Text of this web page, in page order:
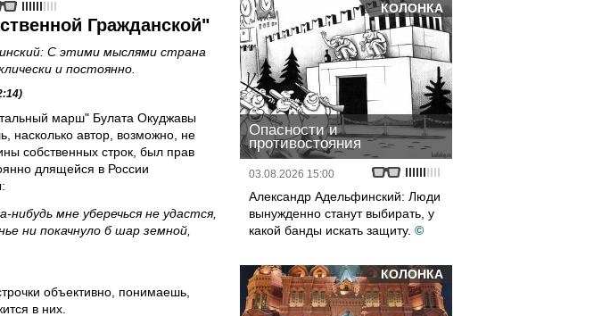
Гражданской"
С этими мыслями страна
и постоянно.
марш" Булата Окуджавы
насколько автор, возможно, не
собственных строк, был прав
длящейся в России
нибудь мне уберечься не удастся,
ни покачнуло б шар земной,
объективно, понимаешь,
в них.
КОЛОНКА
Опасности и
противостояния
03.08.2026 15:00
Александр Адельфинский: Люди
вынужденно станут выбирать, у
какой банды искать защиту. ©
КОЛОНКА